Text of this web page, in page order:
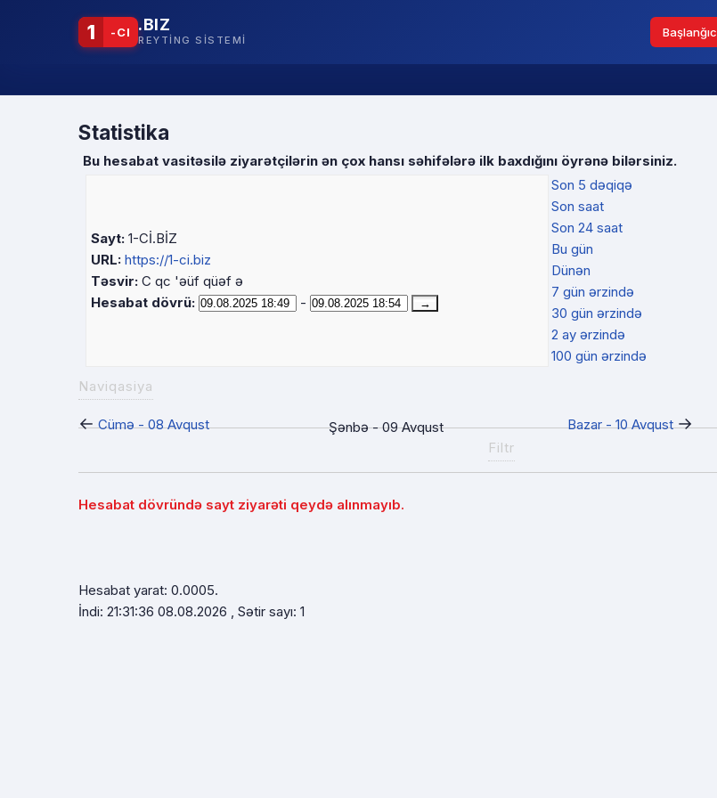
1 -CI .BIZ
REYTING SISTEMI
Başlanğıc
Statistika
Bu hesabat vasitəsilə ziyarətçilərin ən çox hansı səhifələrə ilk baxdığını öyrənə bilərsiniz.
Sayt: 1-Cİ.BİZ
URL: https://1-ci.biz
Təsvir: C qc 'əüf qüəf ə
Hesabat dövrü:
-
Son 5 dəqiqə
Son saat
Son 24 saat
Bu gün
Dünən
7 gün ərzində
30 gün ərzində
2 ay ərzində
100 gün ərzində
Naviqasiya
← Cümə - 08 Avqust Şənbə - 09 Avqust Bazar - 10 Avqust →
Filtr
Hesabat dövründə sayt ziyarəti qeydə alınmayıb.
Hesabat yarat: 0.0005.
İndi: 21:31:36 08.08.2026 , Sətir sayı: 1